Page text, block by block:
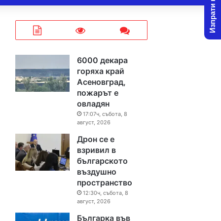
6000 декара
горяха край
Асеновград,
пожарът е
овладян
17:07ч, събота, 8
август, 2026
Дрон се е
взривил в
българското
въздушно
пространство
12:30ч, събота, 8
август, 2026
Българка във